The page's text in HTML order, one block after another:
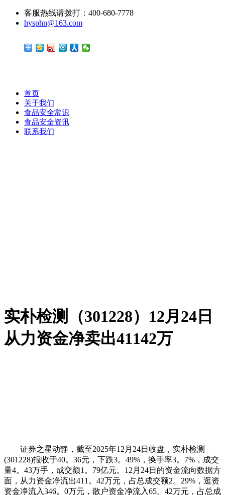
客服热线请拨打：400-680-7778
hysphn@163.com
首页
关于我们
食品安全常识
食品安全资讯
联系我们
实朴检测（301228）12月24日
从力资金净卖出41142万
证券之星动静，截至2025年12月24日收盘，实朴检测
(301228)报收于40。36元，下跌3。49%，换手率3。7%，成交
量4。43万手，成交额1。79亿元。12月24日的资金流向数据方
面，从力资金净流出411。42万元，占总成交额2。29%，逛资
资金净流入346。0万元，散户资金净流入65。42万元，占总成